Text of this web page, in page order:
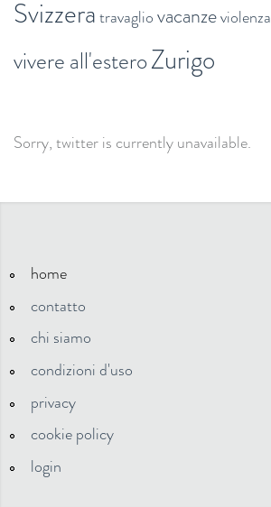
Svizzeratravagliovacanzeviolenza
vivere all'esteroZurigo
Sorry, twitter is currently unavailable.
home
contatto
chi siamo
condizioni d'uso
privacy
cookie policy
login